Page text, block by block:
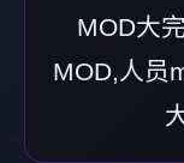
MOD大
MOD,人员